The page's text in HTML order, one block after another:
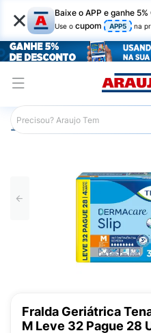
× Baixe o APP e ganhe 5%
Use o cupom APP5 na
Araujo Saúde e Bem Estar
Fralda Geriátrica
M Leve 32 Pague 28